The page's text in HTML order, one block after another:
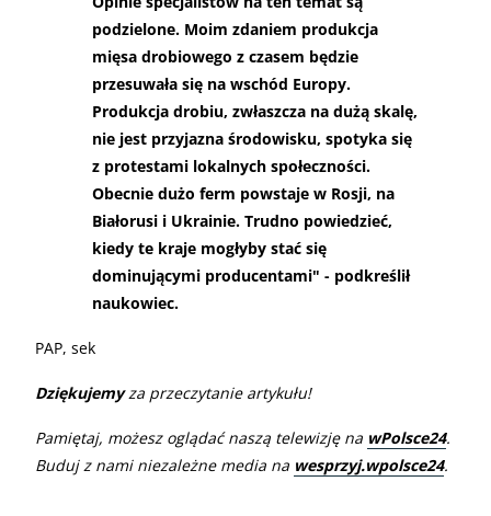
podzielone. Moim zdaniem produkcja
mięsa drobiowego z czasem będzie
przesuwała się na wschód Europy.
Produkcja drobiu, zwłaszcza na dużą skalę,
nie jest przyjazna środowisku, spotyka się
z protestami lokalnych społeczności.
Obecnie dużo ferm powstaje w Rosji, na
Białorusi i Ukrainie. Trudno powiedzieć,
kiedy te kraje mogłyby stać się
dominującymi producentami" - podkreślił
naukowiec.
PAP, sek
Dziękujemyza przeczytanie artykułu!
Pamiętaj, możesz oglądać naszą telewizję na wPolsce24.
Buduj z nami niezależne media na wesprzyj.wpolsce24.